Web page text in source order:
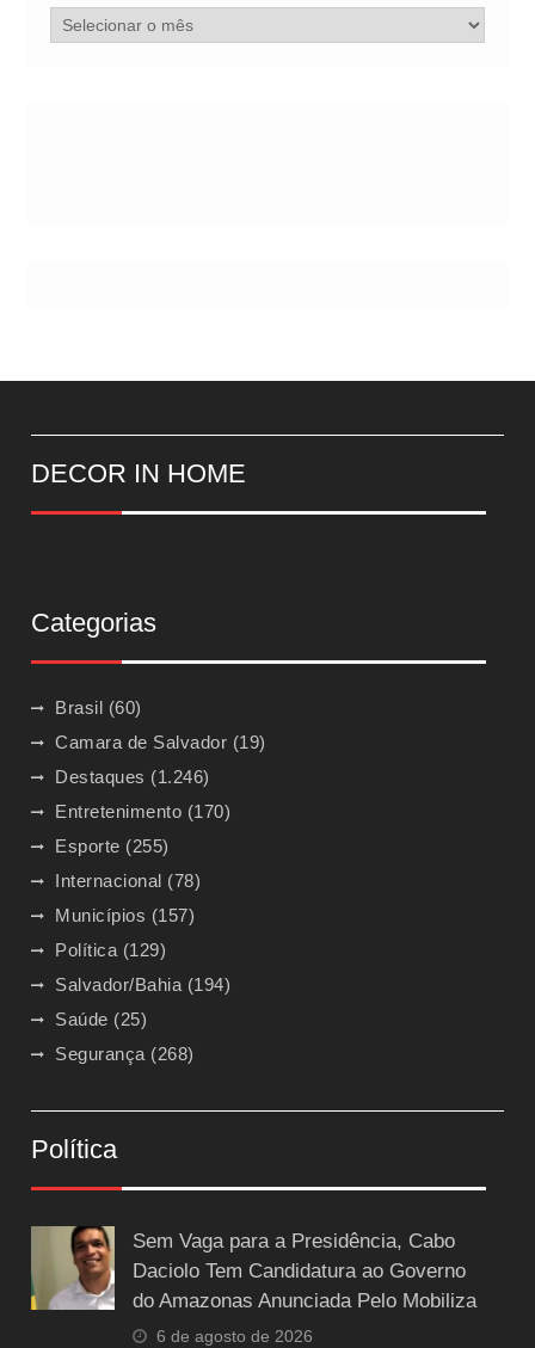
Arquivo
de
DECOR IN HOME
Categorias
Brasil (60)
Camara de Salvador (19)
Destaques (1.246)
Entretenimento (170)
Esporte (255)
Internacional (78)
Municípios (157)
Política (129)
Salvador/Bahia (194)
Saúde (25)
Segurança (268)
Política
Sem Vaga para a Presidência, Cabo
Daciolo Tem Candidatura ao Governo
do Amazonas Anunciada Pelo Mobiliza
6 de agosto de 2026